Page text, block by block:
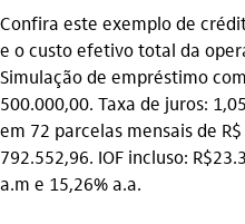
Confira este exemplo de
e o custo efetivo total da
Simulação de empréstimo
500.000,00. Taxa de juros:
em 72 parcelas mensais de
792.552,96. IOF incluso:
a.m e 15,26% a.a.